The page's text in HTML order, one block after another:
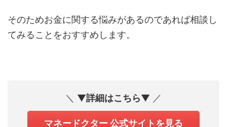
そのためお金に関する悩みがあるのであれば相談し
てみることをおすすめします。
＼ ▼詳細はこちら▼ ／
マネードクター 公式サイトを見る